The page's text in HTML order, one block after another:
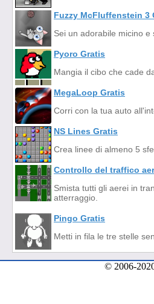
Fuzzy McFluffenstein 3
Sei un adorabile micino
Pyoro Gratis
Mangia il cibo che cade
MegaLoop Gratis
Corri con la tua auto
NS Lines Gratis
Crea linee di almeno 5
Controllo del traffico
Smista tutti gli aerei in
atterraggio.
Pingo Gratis
Metti in fila le tre stelle
© 2006-